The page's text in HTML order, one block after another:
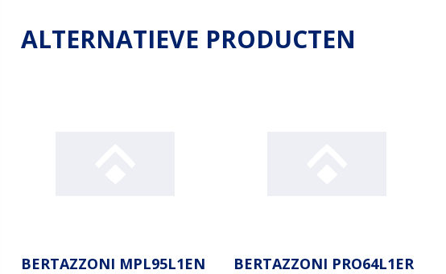
ALTERNATIEVE PRODUCTEN
BERTAZZONI MPL95L1EN
BERTAZZONI PRO64L1ER